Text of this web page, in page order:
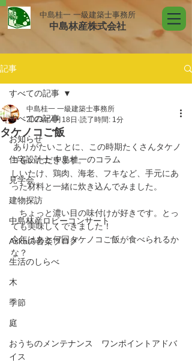
中島桂一 一級建築士事務所
中島林産株式会社
記事
すべての記事
お知らせ
住宅設計士 中島桂一のコラム
見学会
建物探訪
中島林産ロビーコンサート
Askaの音楽ブログ
生活のしらべ
木
季節
庭
おうちのメンテナンス ワンポイントアドバ
イス
すべての記事
タケノコご飯
中島桂一 一級建築士事務所
2023年4月18日 読了時間: 1分
コをいただきます。
しいたけ、鶏肉、海老、フキなど、手元にあ
った材料と一緒に炊き込んでみました。
ちょっと濃い目の味付けが好きです。とっ
ても美味しくできました！
今年はあと何回タケノコご飯が食べられるか
な？